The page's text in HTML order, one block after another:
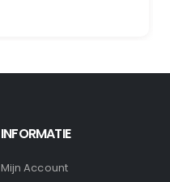
INFORMATIE
Mijn Account